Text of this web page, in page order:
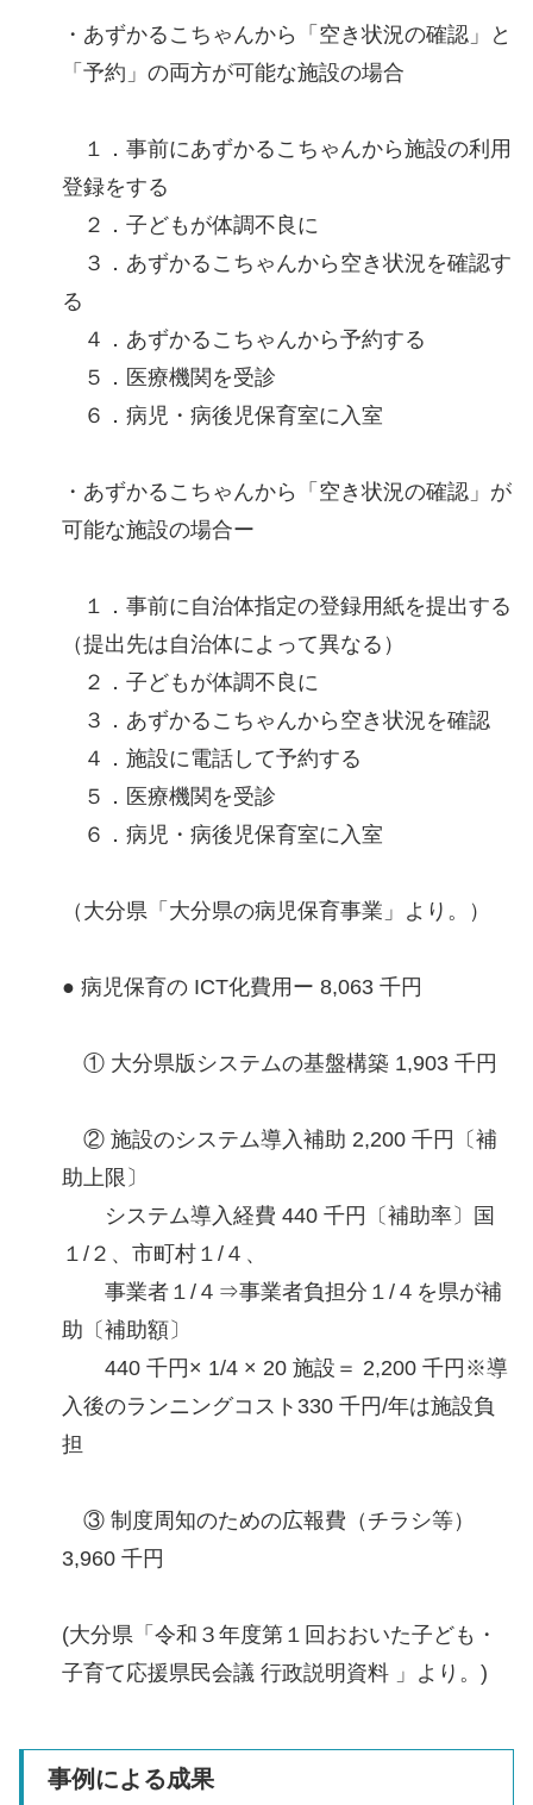
・あずかるこちゃんから「空き状況の確認」と
「予約」の両方が可能な施設の場合
１．事前にあずかるこちゃんから施設の利用
登録をする
２．子どもが体調不良に
３．あずかるこちゃんから空き状況を確認す
る
４．あずかるこちゃんから予約する
５．医療機関を受診
６．病児・病後児保育室に入室
・あずかるこちゃんから「空き状況の確認」が
可能な施設の場合ー
１．事前に自治体指定の登録用紙を提出する
（提出先は自治体によって異なる）
２．子どもが体調不良に
３．あずかるこちゃんから空き状況を確認
４．施設に電話して予約する
５．医療機関を受診
６．病児・病後児保育室に入室
（大分県「大分県の病児保育事業」より。）
● 病児保育の ICT化費用ー 8,063 千円
① 大分県版システムの基盤構築 1,903 千円
② 施設のシステム導入補助 2,200 千円〔補
助上限〕
システム導入経費 440 千円〔補助率〕国
１/２、市町村１/４、
事業者１/４⇒事業者負担分１/４を県が補
助〔補助額〕
440 千円× 1/4 × 20 施設＝ 2,200 千円※導
入後のランニングコスト330 千円/年は施設負
担
③ 制度周知のための広報費（チラシ等）
3,960 千円
(大分県「令和３年度第１回おおいた子ども・
子育て応援県民会議 行政説明資料 」より。)
事例による成果